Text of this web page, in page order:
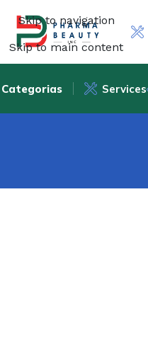
Skip to navigation
Skip to main content
Categorias Services